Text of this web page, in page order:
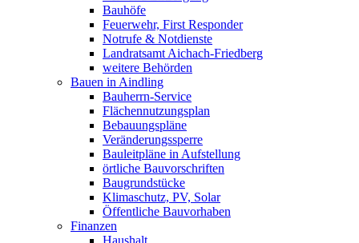
Bauhöfe
Feuerwehr, First Responder
Notrufe & Notdienste
Landratsamt Aichach-Friedberg
weitere Behörden
Bauen in Aindling
Bauherrn-Service
Flächennutzungsplan
Bebauungspläne
Veränderungssperre
Bauleitpläne in Aufstellung
örtliche Bauvorschriften
Baugrundstücke
Klimaschutz, PV, Solar
Öffentliche Bauvorhaben
Finanzen
Haushalt